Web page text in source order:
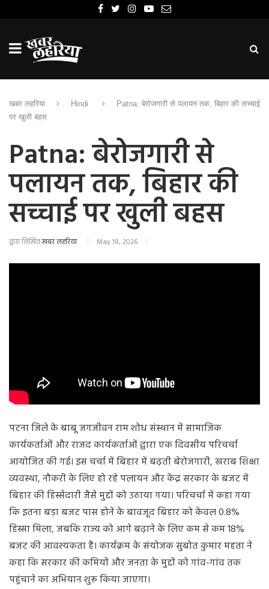
खबर लहरिया Hindi
Patna: बेरोजगारी से पलायन तक, बिहार की सच्चाई
पर खुली बहस
Patna: बेरोजगारी से
पलायन तक, बिहार की
सच्चाई पर खुली बहस
द्वारा लिखितखबर लहरिया May 18, 2026
पटना जिले के बाबू जगजीवन राम शोध संस्थान में सामाजिक
कार्यकर्ताओं और राजद कार्यकर्ताओं द्वारा एक दिवसीय परिचर्चा
आयोजित की गई। इस चर्चा में बिहार में बढ़ती बेरोजगारी, खराब शिक्षा
व्यवस्था, नौकरी के लिए हो रहे पलायन और केंद्र सरकार के बजट में
बिहार की हिस्सेदारी जैसे मुद्दों को उठाया गया। परिचर्चा में कहा गया
कि इतना बड़ा बजट पास होने के बावजूद बिहार को केवल 0.8%
हिस्सा मिला, जबकि राज्य को आगे बढ़ाने के लिए कम से कम 18%
बजट की आवश्यकता है। कार्यक्रम के संयोजक सुबोत कुमार महता ने
कहा कि सरकार की कमियों और जनता के मुद्दों को गांव-गांव तक
पहुंचाने का अभियान शुरू किया जाएगा।